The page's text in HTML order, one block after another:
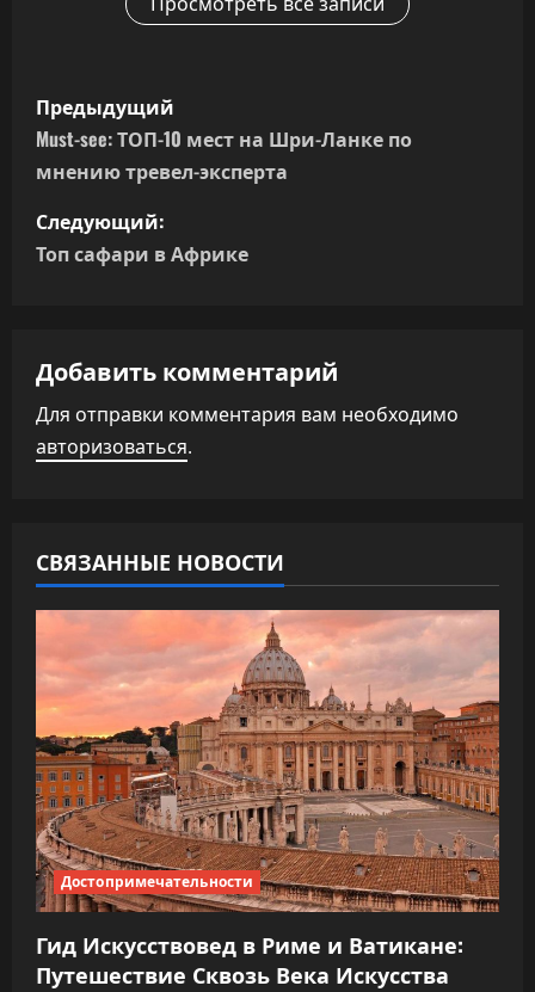
Н
а
в
и
ц
и
п
о
з
а
п
и
с
я
м
Предыдущий
Must-see: ТОП-10 мест на Шри-Ланке по
мнению тревел-эксперта
Следующий:
Топ сафари в Африке
Добавить комментарий
Для отправки комментария вам необходимо
авторизоваться.
СВЯЗАННЫЕ НОВОСТИ
Достопримечательности
Гид Искусствовед в Риме и Ватикане:
Путешествие Сквозь Века Искусства